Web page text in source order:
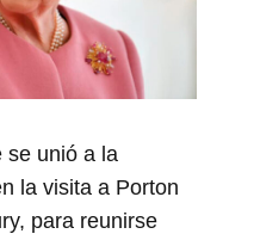
se unió a la
la visita a Porton
para reunirse